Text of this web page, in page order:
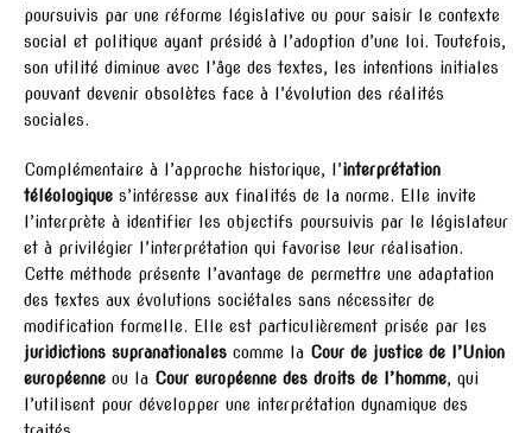
poursuivis par une réforme législative ou pour saisir le contexte
social et politique ayant présidé à l’adoption d’une loi. Toutefois,
son utilité diminue avec l’âge des textes, les intentions initiales
pouvant devenir obsolètes face à l’évolution des réalités
sociales.
Complémentaire à l’approche historique, l’interprétation
téléologique s’intéresse aux finalités de la norme. Elle invite
l’interprète à identifier les objectifs poursuivis par le législateur
et à privilégier l’interprétation qui favorise leur réalisation.
Cette méthode présente l’avantage de permettre une adaptation
des textes aux évolutions sociétales sans nécessiter de
modification formelle. Elle est particulièrement prisée par les
juridictions supranationales comme la Cour de justice de l’Union
européenne ou la Cour européenne des droits de l’homme, qui
l’utilisent pour développer une interprétation dynamique des